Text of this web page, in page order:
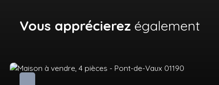
Vous apprécierez également